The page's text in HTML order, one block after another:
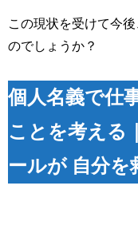
この現状を受けて今
のでしょうか？
個人名義で仕
ことを考える
ールが 自分を